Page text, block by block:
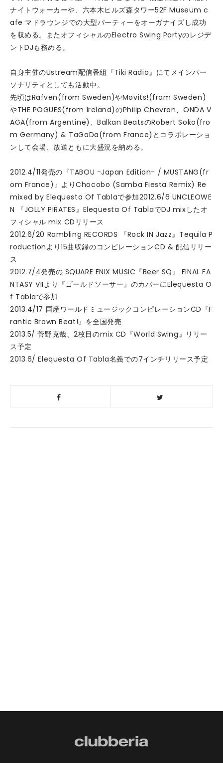
ナイトウォーカーや、六本木ヒルズ森タワー52F Museum c
afe マドラウンジでの大型パーティーをオーガナイズし成功
を収める。またオフィシャルのElectro Swing Partyのレジデ
ントDJも務める。
自身主催のUstream配信番組『Tiki Radio』にてメインパー
ソナリティとしても活動中。
先頃はRafven(from Sweden)やMovits!(from Sweden)
やTHE POGUES(from Ireland)のPhilip Chevron、ONDA V
AGA(from Argentine)、Balkan BeatsのRobert Soko(fro
m Germany) & TaGaDa(from France)とコラボレーショ
ンして会場、放送ともに大盛況を納める。
2012.4/11発売の『TABOU -Japan Edition- / MUSTANG(fr
om France)』よりChocobo (Samba Fiesta Remix) Re
mixed by Elequesta Of Tablaで参加2012.6/6 UNCLEOWE
N 『JOLLY PIRATES』Elequesta Of TablaでDJ mixしたオ
フィシャル mix CDリリース
2012.6/20 Rambling RECORDS 『Rock IN Jazz』Tequila P
roductionより15曲収録のコンピレーションCD & 配信リリー
ス
2012.7/4発売の SQUARE ENIX MUSIC『Beer SQ』 FINAL FA
NTASY VIIより『ゴールドソーサー』のカバーにElequesta O
f Tablaで参加
2013.4/17 国産ワールドミュージックコンピレーションCD『F
rantic Brown Beat!』を全国発売
2013.5/ 菅野克哉、2枚目のmix CD『World Swing』リリー
ス予定
2013.6/ Elequesta Of Tabla名義での7インチリリース予定